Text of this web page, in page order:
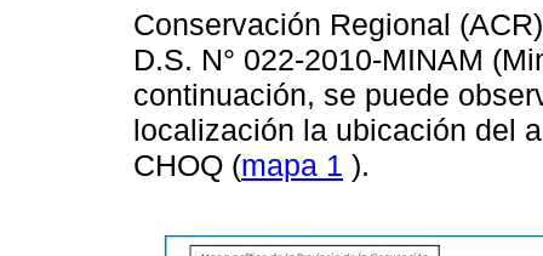
Conservación Regional
D.S. N° 022-2010-MINAM
continuación, se puede
localización la ubicación del
CHOQ (mapa 1 ).